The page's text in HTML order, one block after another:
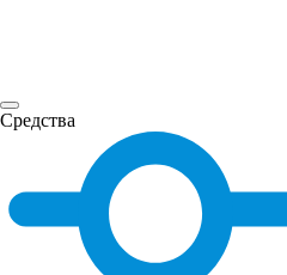
Средства